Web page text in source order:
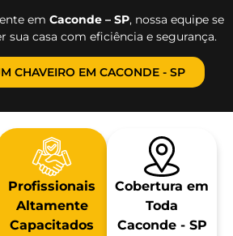
em Caconde – SP, nossa equipe se
sua casa com eficiência e segurança.
CHAVEIRO EM CACONDE - SP
Profissionais
Altamente
Capacitados
Cobertura em
Toda
Caconde - SP